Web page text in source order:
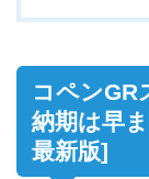
コペンGR
納期は早
最新版]